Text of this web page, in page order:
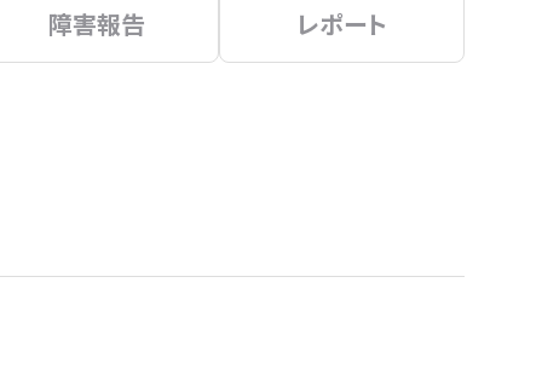
障害報告 レポート